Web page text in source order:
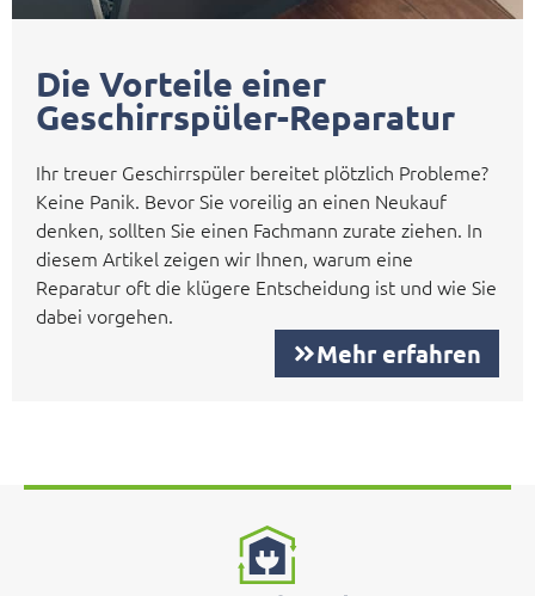
Die Vorteile einer
Geschirrspüler-Reparatur
Ihr treuer Geschirrspüler bereitet plötzlich Probleme?
Keine Panik. Bevor Sie voreilig an einen Neukauf
denken, sollten Sie einen Fachmann zurate ziehen. In
diesem Artikel zeigen wir Ihnen, warum eine
Reparatur oft die klügere Entscheidung ist und wie Sie
dabei vorgehen.
Mehr erfahren